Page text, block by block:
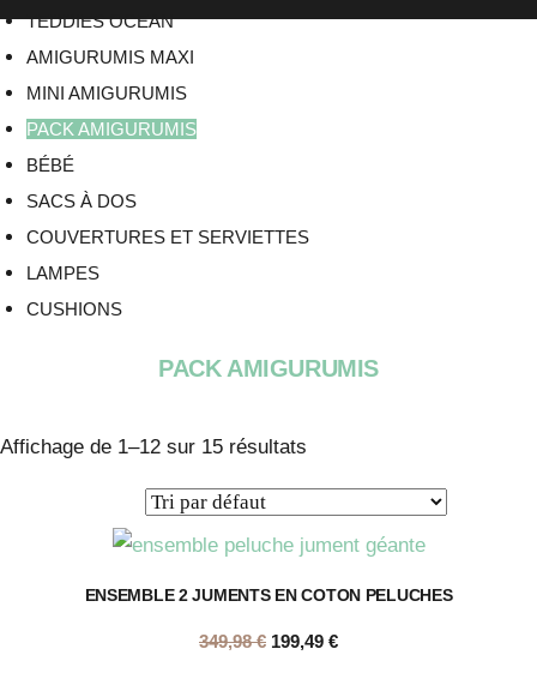
TEDDIES OCEAN
AMIGURUMIS MAXI
MINI AMIGURUMIS
PACK AMIGURUMIS
BÉBÉ
SACS À DOS
COUVERTURES ET SERVIETTES
LAMPES
CUSHIONS
PACK AMIGURUMIS
Affichage de 1–12 sur 15 résultats
ENSEMBLE 2 JUMENTS EN COTON PELUCHES
349,98€ 199,49 €